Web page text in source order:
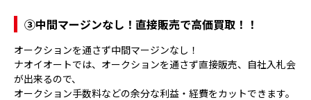
③中間マージンなし！直接販売で高価買取！！
オークションを通さず中間マージンなし！
ナオイオートでは、オークションを通さず直接販売、自社入札会
が出来るので、
オークション手数料などの余分な利益・経費をカットできます。